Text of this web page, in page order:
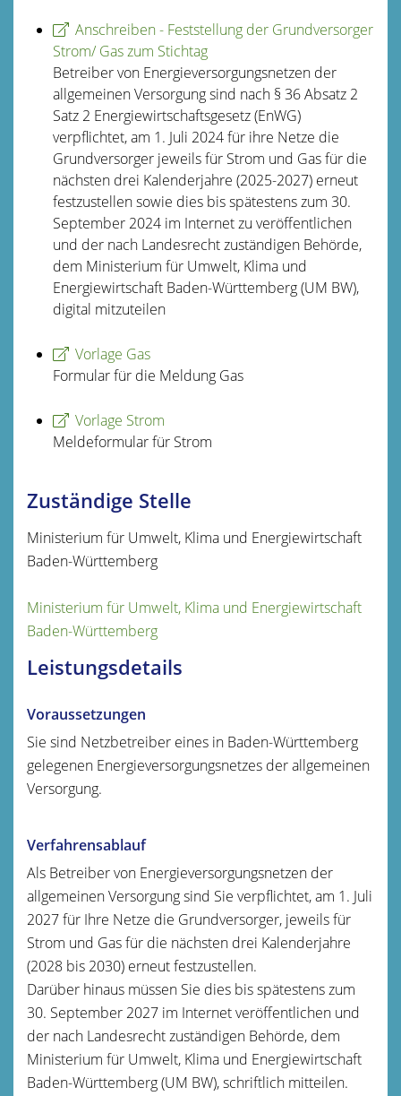
Anschreiben - Feststellung der Grundversorger
Strom/ Gas zum Stichtag
Betreiber von Energieversorgungsnetzen der
allgemeinen Versorgung sind nach § 36 Absatz 2
Satz 2 Energiewirtschaftsgesetz (EnWG)
verpflichtet, am 1. Juli 2024 für ihre Netze die
Grundversorger jeweils für Strom und Gas für die
nächsten drei Kalenderjahre (2025-2027) erneut
festzustellen sowie dies bis spätestens zum 30.
September 2024 im Internet zu veröffentlichen
und der nach Landesrecht zuständigen Behörde,
dem Ministerium für Umwelt, Klima und
Energiewirtschaft Baden-Württemberg (UM BW),
digital mitzuteilen
Vorlage Gas
Formular für die Meldung Gas
Vorlage Strom
Meldeformular für Strom
Zuständige Stelle
Ministerium für Umwelt, Klima und Energiewirtschaft
Baden-Württemberg
Ministerium für Umwelt, Klima und Energiewirtschaft
Baden-Württemberg
Leistungsdetails
Voraussetzungen
Sie sind Netzbetreiber eines in Baden-Württemberg
gelegenen Energieversorgungsnetzes der allgemeinen
Versorgung.
Verfahrensablauf
Als Betreiber von Energieversorgungsnetzen der
allgemeinen Versorgung sind Sie verpflichtet, am 1. Juli
2027 für Ihre Netze die Grundversorger, jeweils für
Strom und Gas für die nächsten drei Kalenderjahre
(2028 bis 2030) erneut festzustellen.
Darüber hinaus müssen Sie dies bis spätestens zum
30. September 2027 im Internet veröffentlichen und
der nach Landesrecht zuständigen Behörde, dem
Ministerium für Umwelt, Klima und Energiewirtschaft
Baden-Württemberg (UM BW), schriftlich mitteilen.